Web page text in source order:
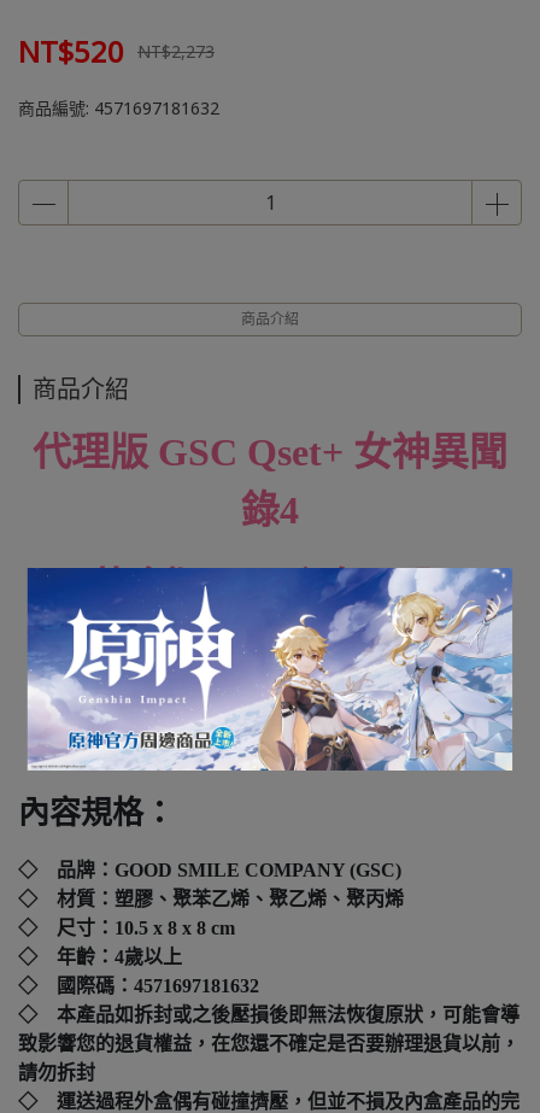
NT$520 NT$2,273
商品編號: 4571697181632
商品介紹
商品介紹
代理版 GSC Qset+ 女神異聞
錄4
黃金版 P4G主角 再販
全新未拆封
下標前請先詢問
內容規格：
◇ 品牌：GOOD SMILE COMPANY (GSC)
◇ 材質：塑膠、聚苯乙烯、聚乙烯、聚丙烯
◇ 尺寸： 10.5 x 8 x 8 cm
◇ 年齡：4歲以上
◇ 國際碼： 4571697181632
◇ 本產品如拆封或之後壓損後即無法恢復原狀，可能會導
致影響您的退貨權益，在您還不確定是否要辦理退貨以前，
請勿拆封
◇ 運送過程外盒偶有碰撞擠壓，但並不損及內盒產品的完